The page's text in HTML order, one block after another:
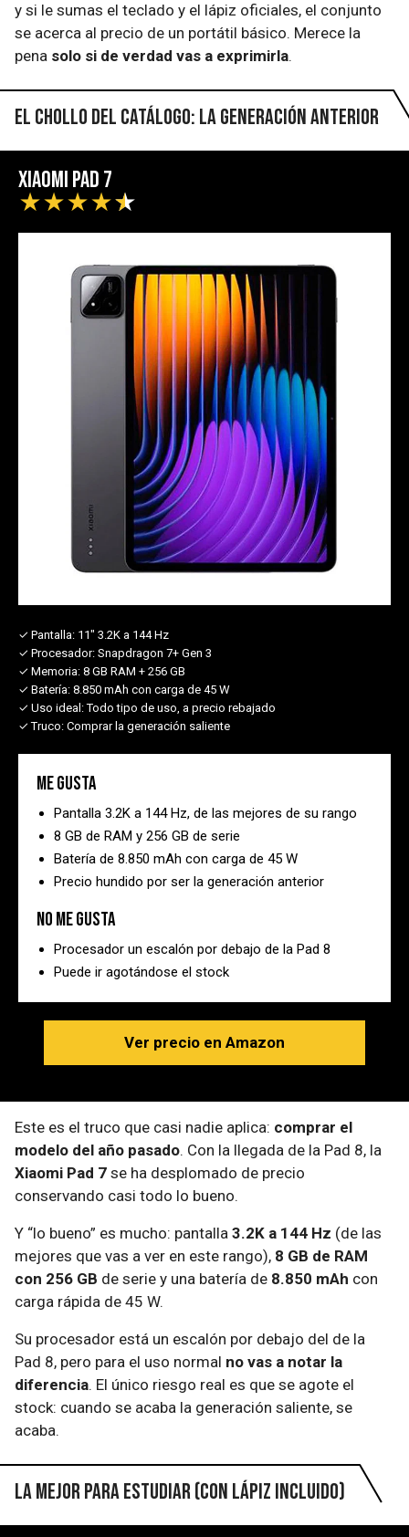
y si le sumas el teclado y el lápiz oficiales, el conjunto
se acerca al precio de un portátil básico. Merece la
pena solo si de verdad vas a exprimirla.
El chollo del catálogo: la generación anterior
Xiaomi Pad 7
★★★★★
✓ Pantalla: 11" 3.2K a 144 Hz
✓ Procesador: Snapdragon 7+ Gen 3
✓ Memoria: 8 GB RAM + 256 GB
✓ Batería: 8.850 mAh con carga de 45 W
✓ Uso ideal:Todo tipo de uso, a precio rebajado
✓ Truco: Comprar la generación saliente
Me gusta
Pantalla 3.2K a 144 Hz, de las mejores de su rango
8 GB de RAM y 256 GB de serie
Batería de 8.850 mAh con carga de 45 W
Precio hundido por ser la generación anterior
No me gusta
Procesador un escalón por debajo de la Pad 8
Puede ir agotándose el stock
Ver precio en Amazon
Este es el truco que casi nadie aplica: comprar el
modelo del año pasado. Con la llegada de la Pad 8, la
Xiaomi Pad 7 se ha desplomado de precio
conservando casi todo lo bueno.
Y “lo bueno” es mucho: pantalla 3.2K a 144 Hz (de las
mejores que vas a ver en este rango), 8 GB de RAM
con 256 GB de serie y una batería de 8.850 mAh con
carga rápida de 45 W.
Su procesador está un escalón por debajo del de la
Pad 8, pero para el uso normal no vas a notar la
diferencia. El único riesgo real es que se agote el
stock: cuando se acaba la generación saliente, se
acaba.
La mejor para estudiar (con lápiz incluido)